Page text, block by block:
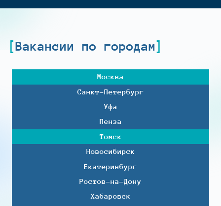
Вакансии по городам
Москва
Санкт-Петербург
Уфа
Пенза
Томск
Новосибирск
Екатеринбург
Ростов-на-Дону
Хабаровск